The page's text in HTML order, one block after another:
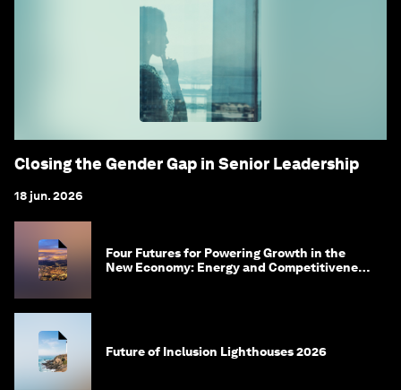
Closing the Gender Gap in Senior Leadership
18 jun. 2026
Four Futures for Powering Growth in the
New Economy: Energy and Competitiveness
Future of Inclusion Lighthouses 2026